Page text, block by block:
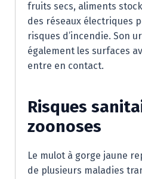
fruits secs, aliments
des réseaux électriques
risques d’incendie. Son
également les surfaces
entre en contact.
Risques
zoonoses
Le mulot à gorge jaune
de plusieurs maladies